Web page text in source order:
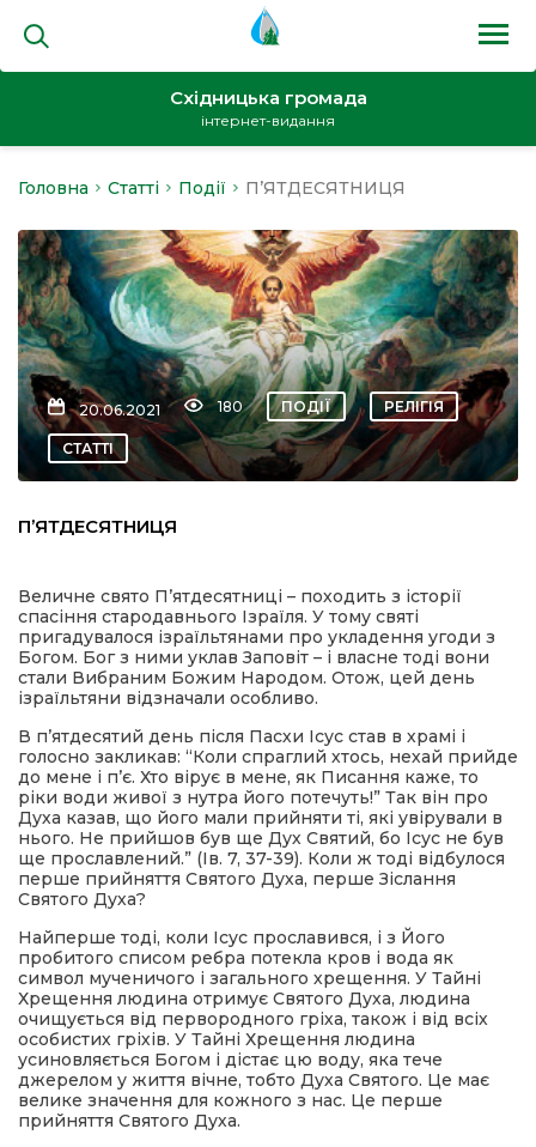
Східницька громада
інтернет-видання
Головна Статті Події П’ЯТДЕСЯТНИЦЯ
20.06.2021 180 ПОДІЇ РЕЛІГІЯ
СТАТТІ
П’ЯТДЕСЯТНИЦЯ
Величне свято П’ятдесятниці – походить з історії
спасіння стародавнього Ізраїля. У тому святі
пригадувалося ізраїльтянами про укладення угоди з
Богом. Бог з ними уклав Заповіт – і власне тоді вони
стали Вибраним Божим Народом. Отож, цей день
ізраїльтяни відзначали особливо.
В п’ятдесятий день після Пасхи Ісус став в храмі і
голосно закликав: “Коли спраглий хтось, нехай прийде
до мене і п’є. Хто вірує в мене, як Писання каже, то
ріки води живої з нутра його потечуть!” Так він про
Духа казав, що його мали прийняти ті, які увірували в
нього. Не прийшов був ще Дух Святий, бо Ісус не був
ще прославлений.” (Ів. 7, 37-39). Коли ж тоді відбулося
перше прийняття Святого Духа, перше Зіслання
Святого Духа?
Найперше тоді, коли Ісус прославився, і з Його
пробитого списом ребра потекла кров і вода як
символ мученичого і загального хрещення. У Тайні
Хрещення людина отримує Святого Духа, людина
очищується від первородного гріха, також і від всіх
особистих гріхів. У Тайні Хрещення людина
усиновляється Богом і дістає цю воду, яка тече
джерелом у життя вічне, тобто Духа Святого. Це має
велике значення для кожного з нас. Це перше
прийняття Святого Духа.